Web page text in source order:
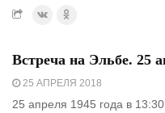
Встреча на Эльбе. 25
25 АПРЕЛЯ 2018
25 апреля 1945 года в